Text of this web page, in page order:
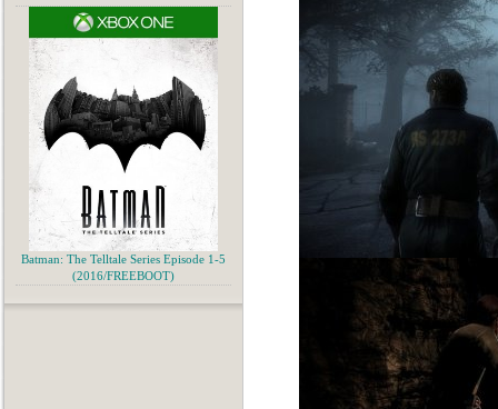
Batman: The Telltale Series Episode 1-5
(2016/FREEBOOT)